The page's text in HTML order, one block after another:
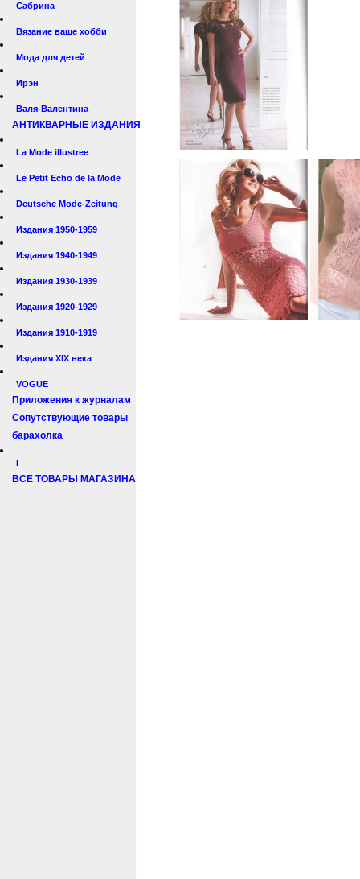
Сабрина
Вязание ваше хобби
Мода для детей
Ирэн
Валя-Валентина
АНТИКВАРНЫЕ ИЗДАНИЯ
La Mode illustree
Le Petit Echo de la Mode
Deutsche Mode-Zeitung
Издания 1950-1959
Издания 1940-1949
Издания 1930-1939
Издания 1920-1929
Издания 1910-1919
Издания XIX века
VOGUE
Приложения к журналам
Сопутствующие товары
барахолка
I
ВСЕ ТОВАРЫ МАГАЗИНА